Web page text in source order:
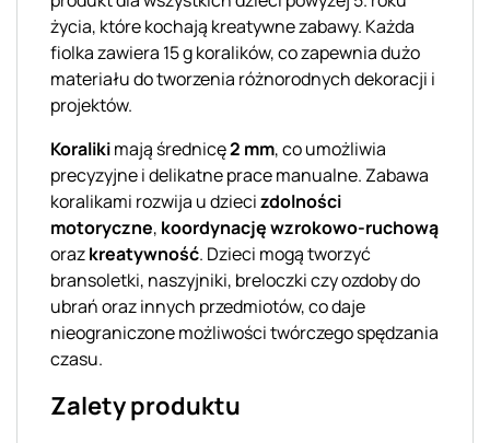
życia, które kochają kreatywne zabawy. Każda
fiolka zawiera 15 g koralików, co zapewnia dużo
materiału do tworzenia różnorodnych dekoracji i
projektów.
Koralikimają średnicę2 mm, co umożliwia
precyzyjne i delikatne prace manualne. Zabawa
koralikami rozwija u dziecizdolności
motoryczne, koordynację wzrokowo-ruchową
orazkreatywność. Dzieci mogą tworzyć
bransoletki, naszyjniki, breloczki czy ozdoby do
ubrań oraz innych przedmiotów, co daje
nieograniczone możliwości twórczego spędzania
czasu.
Zalety produktu